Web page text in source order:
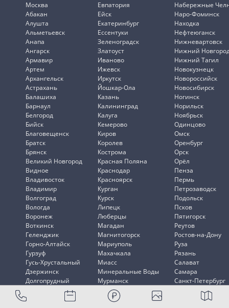
Москва
Абакан
Алушта
Альметьевск
Анапа
Ангарск
Армавир
Артем
Архангельск
Астрахань
Балашиха
Барнаул
Белгород
Бийск
Благовещенск
Братск
Брянск
Великий Новгород
Видное
Владивосток
Владимир
Волгоград
Вологда
Воронеж
Воткинск
Геленджик
Горно-Алтайск
Гурзуф
Гусь-Хрустальный
Дзержинск
Долгопрудный
Евпатория
Ейск
Екатеринбург
Ессентуки
Зеленоградск
Златоуст
Иваново
Ижевск
Иркутск
Йошкар-Ола
Казань
Калининград
Калуга
Кемерово
Киров
Королев
Кострома
Красная Поляна
Краснодар
Красноярск
Курган
Курск
Липецк
Люберцы
Магадан
Магнитогорск
Мариуполь
Махачкала
Миасс
Минеральные Воды
Мурманск
Мытищи
Набережные
Наро-Фоминск
Находка
Нефтеюганск
Нижневартовск
Нижний
Нижний Тагил
Новокузнецк
Новороссийск
Новосибирск
Ногинск
Норильск
Ноябрьск
Одинцово
Омск
Оренбург
Орск
Орёл
Пенза
Пермь
Петрозаводск
Подольск
Псков
Пятигорск
Реутов
Ростов-на-Дону
Руза
Рязань
Салават
Самара
Санкт-Петербург